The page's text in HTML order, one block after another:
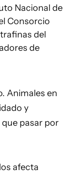
Nacional de
Consorcio
del
de
Animales en
y
pasar por
afecta